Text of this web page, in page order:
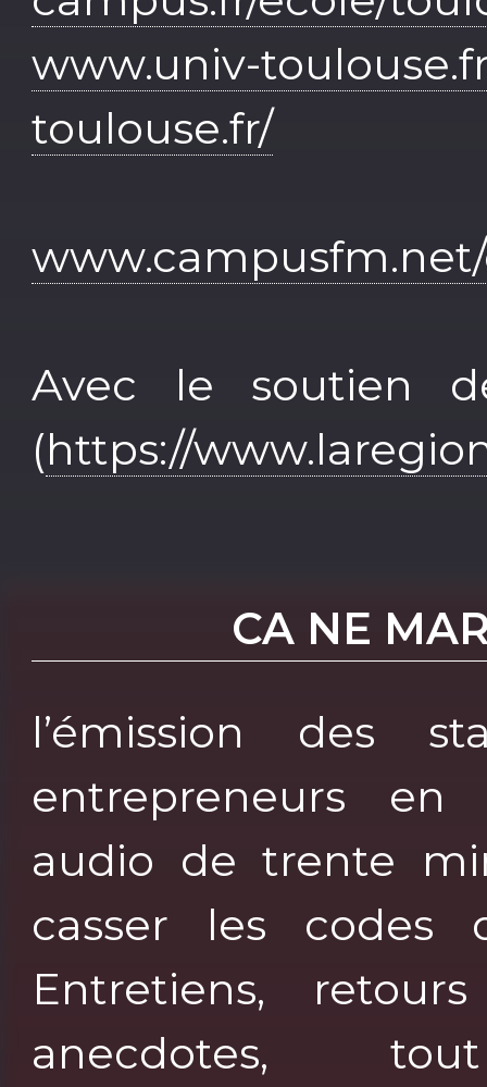
www.univ-
toulouse.fr/
Avec le soutien
(https://
CA NE
l’émission des
entrepreneurs en
audio de trente
casser les codes
Entretiens,
anecdotes,